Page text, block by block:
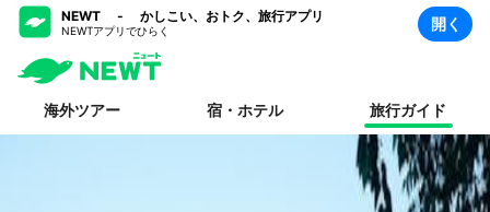
NEWT - かしこい、おトク、旅行アプリ
NEWTアプリでひらく 開く
海外ツアー 宿・ホテル 旅行ガイド